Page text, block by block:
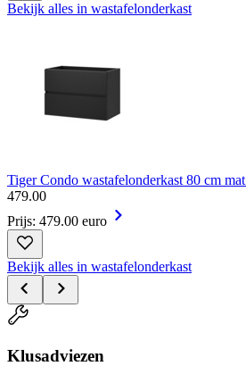
Bekijk alles in wastafelonderkast
Tiger Condo wastafelonderkast 80 cm
479.00
Prijs: 479.00 euro
Bekijk alles in wastafelonderkast
Klusadviezen